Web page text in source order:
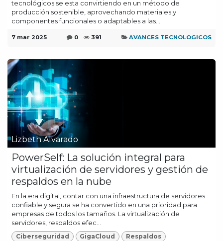
tecnológicos se esta convirtiendo en un método de
producción sostenible, aprovechando materiales y
componentes funcionales o adaptables a las...
7 mar 2025 0 391 AVANCES TECNOLOGICOS
Lizbeth Alvarado
PowerSelf: La solución integral para
virtualización de servidores y gestión de
respaldos en la nube
En la era digital, contar con una infraestructura de servidores
confiable y segura se ha convertido en una prioridad para
empresas de todos los tamaños. La virtualización de
servidores, respaldos efec...
Ciberseguridad GigaCloud Respaldos